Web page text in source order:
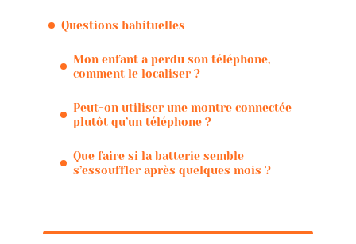
Questions habituelles
Mon enfant a perdu son téléphone,
comment le localiser ?
Peut-on utiliser une montre connectée
plutôt qu’un téléphone ?
Que faire si la batterie semble
s’essouffler après quelques mois ?